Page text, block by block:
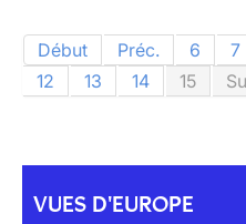
Début Préc. 6 7
12
13 14 15
VUES D'EUROPE